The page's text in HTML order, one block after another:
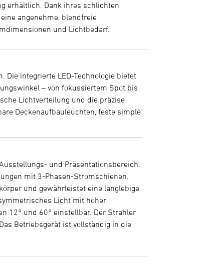
erhältlich. Dank ihres schlichten
angenehme, blendfreie
und Lichtbedarf.
integrierte LED-Technologie bietet
– von fokussiertem Spot bis
Lichtverteilung und die präzise
Deckenaufbauleuchten, feste simple
und Präsentationsbereich.
mit 3-Phasen-Stromschienen.
und gewährleistet eine langlebige
Licht mit hoher
12° und 60° einstellbar. Der Strahler
Betriebsgerät ist vollständig in die